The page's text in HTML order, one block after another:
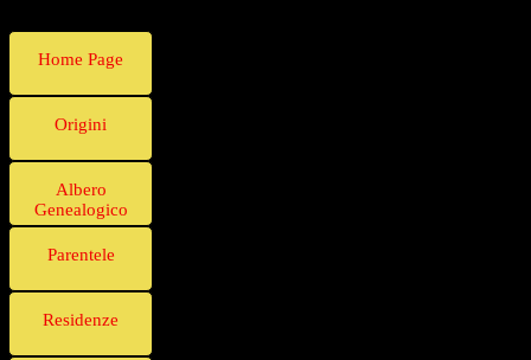
Home Page
Origini
Albero
Genealogico
Parentele
Residenze